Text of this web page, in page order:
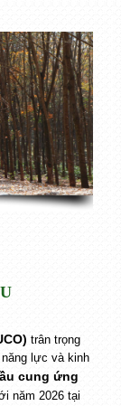
trân trọng
lực và kinh
cung ứng
năm 2026 tại